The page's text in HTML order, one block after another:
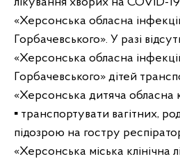
«Херсонська обласна
Горбачевського». У разі
«Херсонська обласна
Горбачевського» дітей
«Херсонська дитяча обласна
▪ транспортувати вагітних,
підозрою на гостру
«Херсонська міська клінічна